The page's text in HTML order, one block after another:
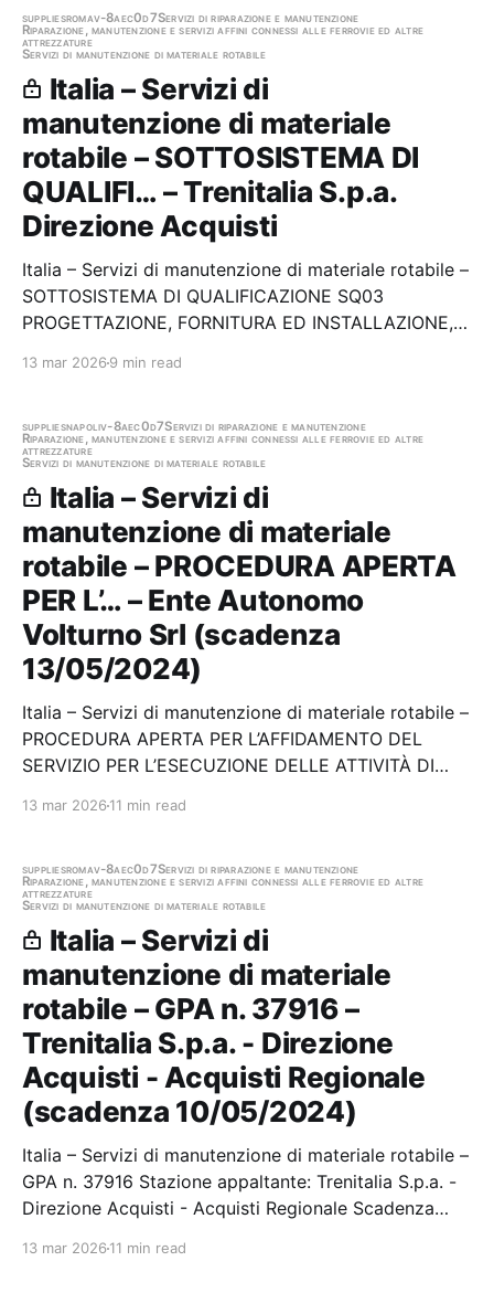
suppliesromav-8aec0d7Servizi di riparazione e manutenzione
Riparazione, manutenzione e servizi affini connessi alle ferrovie ed altre
attrezzature
Servizi di manutenzione di materiale rotabile
Italia – Servizi di
manutenzione di materiale
rotabile – SOTTOSISTEMA DI
QUALIFI… – Trenitalia S.p.a.
Direzione Acquisti
Italia – Servizi di manutenzione di materiale rotabile –
SOTTOSISTEMA DI QUALIFICAZIONE SQ03
PROGETTAZIONE, FORNITURA ED INSTALLAZIONE,
13 mar 2026 9 min read
suppliesnapoliv-8aec0d7Servizi di riparazione e manutenzione
Riparazione, manutenzione e servizi affini connessi alle ferrovie ed altre
attrezzature
Servizi di manutenzione di materiale rotabile
Italia – Servizi di
manutenzione di materiale
rotabile – PROCEDURA APERTA
PER L’… – Ente Autonomo
Volturno Srl (scadenza
13/05/2024)
Italia – Servizi di manutenzione di materiale rotabile –
PROCEDURA APERTA PER L’AFFIDAMENTO DEL
SERVIZIO PER L’ESECUZIONE DELLE ATTIVITÀ DI
ESERCIZIO SULLE LINEE VESUVIANE DI…
13 mar 2026 11 min read
suppliesromav-8aec0d7Servizi di riparazione e manutenzione
Riparazione, manutenzione e servizi affini connessi alle ferrovie ed altre
attrezzature
Servizi di manutenzione di materiale rotabile
Italia – Servizi di
manutenzione di materiale
rotabile – GPA n. 37916 –
Trenitalia S.p.a. - Direzione
Acquisti - Acquisti Regionale
(scadenza 10/05/2024)
Italia – Servizi di manutenzione di materiale rotabile –
GPA n. 37916 Stazione appaltante: Trenitalia S.p.a. -
Direzione Acquisti - Acquisti Regionale Scadenza
13 mar 2026 11 min read